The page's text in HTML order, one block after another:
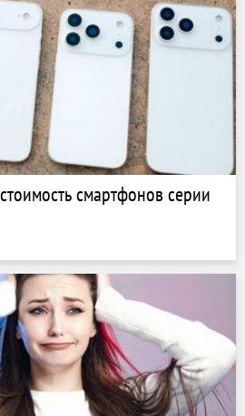
смартфонов серии